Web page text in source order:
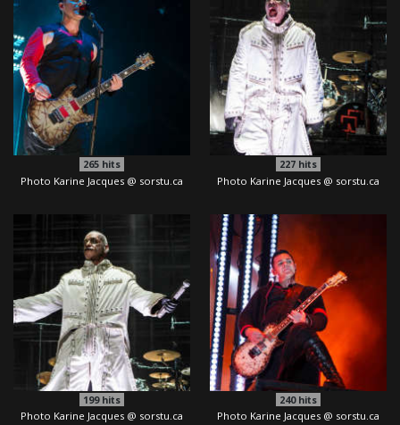
265hits
Photo Karine Jacques @ sorstu.ca
227 hits
Photo Karine Jacques @ sorstu.ca
199hits
Photo Karine Jacques @ sorstu.ca
240hits
Photo Karine Jacques @ sorstu.ca